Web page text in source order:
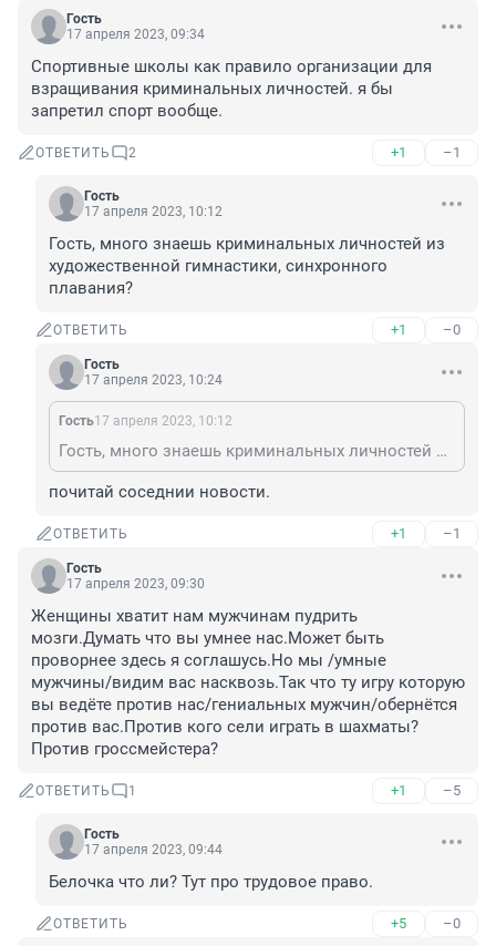
Гость
17 апреля 2023, 09:34
Спортивные школы как правило организации для
взращивания криминальных личностей. я бы
запретил спорт вообще.
ОТВЕТИТЬ 2 +1 –1
Гость
17 апреля 2023, 10:12
Гость, много знаешь криминальных личностей из
художественной гимнастики, синхронного
плавания?
ОТВЕТИТЬ +1 –0
Гость
17 апреля 2023, 10:24
Гость17 апреля 2023, 10:12
Гость, много знаешь криминальных личностей из художественной гимнастики, синхронного плавания?
почитай соседнии новости.
ОТВЕТИТЬ +1 –1
Гость
17 апреля 2023, 09:30
Женщины хватит нам мужчинам пудрить
мозги.Думать что вы умнее нас.Может быть
проворнее здесь я соглашусь.Но мы /умные
мужчины/видим вас насквозь.Так что ту игру которую
вы ведёте против нас/гениальных мужчин/обернётся
против вас.Против кого сели играть в шахматы?
Против гроссмейстера?
ОТВЕТИТЬ 1 +1 –5
Гость
17 апреля 2023, 09:44
Белочка что ли? Тут про трудовое право.
ОТВЕТИТЬ +5 –0